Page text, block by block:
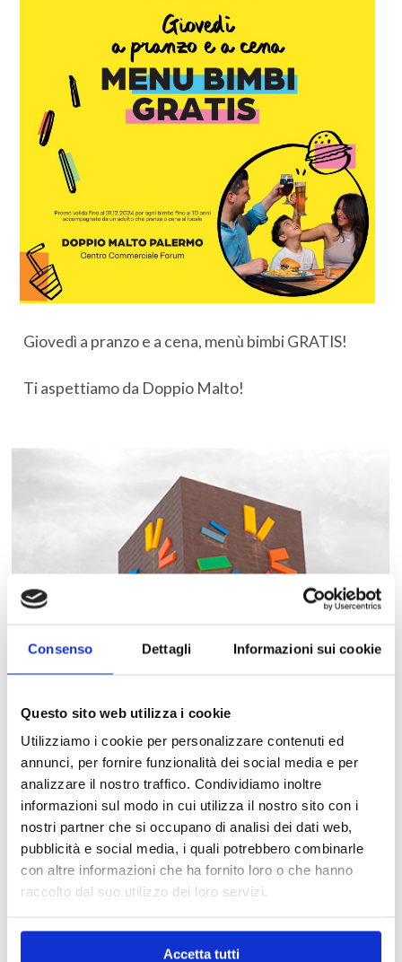
Consenso Dettagli Informazioni sui cookie
Questo sito web utilizza i cookie
Utilizziamo i cookie per personalizzare contenuti ed
annunci, per fornire funzionalità dei social media e per
analizzare il nostro traffico. Condividiamo inoltre
informazioni sul modo in cui utilizza il nostro sito con i
nostri partner che si occupano di analisi dei dati web,
pubblicità e social media, i quali potrebbero combinarle
con altre informazioni che ha fornito loro o che hanno
raccolto dal suo utilizzo dei loro servizi.
Accetta tutti
Giovedì a pranzo e a cena, menù bimbi GRATIS!
Ti aspettiamo da Doppio Malto!
MAPPA DEL CENTRO
Trova in un attimo il punto vendita che ti interessa!